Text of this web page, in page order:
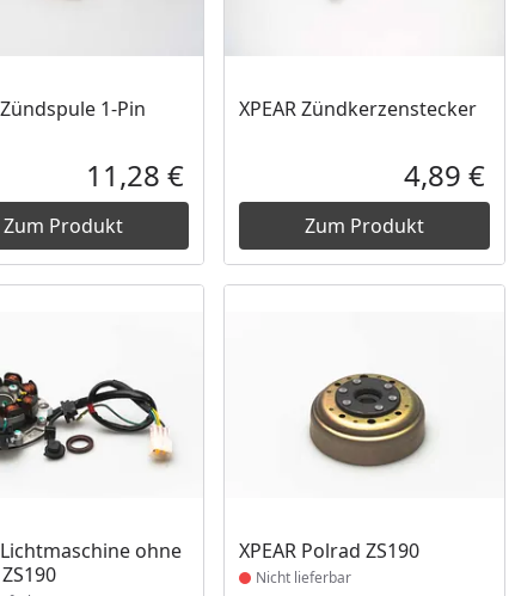
Zündspule 1-Pin
Aktueller Preis
11,28 €
Zum Produkt
XPEAR Zündkerzenstecker
4,89 €
Zum Produkt
Lichtmaschine ohne
nicht lieferbar XPEAR Polrad ZS190
Produkt nicht lieferbar
Nicht lieferbar